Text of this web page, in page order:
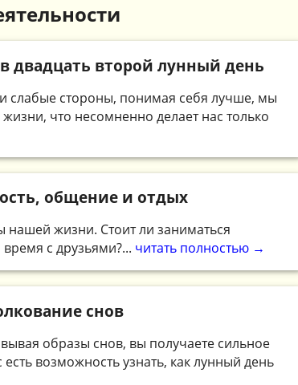
двадцать второй лунный день
слабые стороны, понимая себя лучше, мы
что несомненно делает нас только
общение и отдых
нашей жизни. Стоит ли заниматься
с друзьями?... читать полностью →
снов
образы снов, вы получаете сильное
возможность узнать, как лунный день